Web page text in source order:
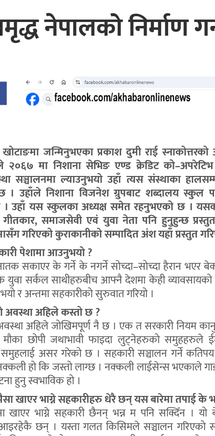
नेपालको निर्माण
जन्मिनुभएका प्रकाश दुमी राई
२०६७ मा निशाना सेभिङ एण्ड क्रेडिट
सञ्चालनमा ल्याउनुभयो उहाँ त्यस संस्थाका
। उहाँले निशाना विजनेश ग्रुपबाट शब्दालय स्कुल
। उहाँ यस स्कुलका अध्यक्ष समेत रहनुभएको छ ।
गीतकार, समाजसेवी एवं युवा नेता पनि हुनुहुन्छ
गरिएको कुराकानीको सम्पादित अंश यहाँ प्रस्तुत
पेशामा आउनुभयो ?
सकाएर के गर्ने के नगर्ने सोच्दा–सोच्दा हैरान भएर
सर्कल साथीहरुबीच आफ्नै देशमा केही
र अन्तमा सहकारीको सुरुवात गरियो ।
अवस्था अहिले कस्तो छ ?
अहिले जोखिमपूर्ण नै छ । एक त सरकारी नियम
छोपी जथाभावी फाइदा लुट्नेहरुको समुहहरुले
समुहलाई असर गरेको छ । सहकारी सञ्चालन गर्ने
हो कि जस्तो लाग्छ । नक्कली लाईसेन्स भएकाले
हुनु स्वभाविक हो ।
खाएर भाग्ने सहकारीहरु धेरै छन् यस बारेमा तपाई के
खाएर भाग्ने सहकारी छैनन् भन्न म पनि सक्दिँन । यो
छन् । यस्ता गलत किसिमले सञ्चालन गरिएको